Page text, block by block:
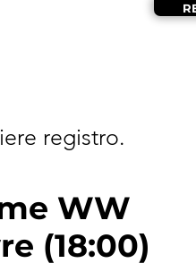
WW
(18:00)
registro.